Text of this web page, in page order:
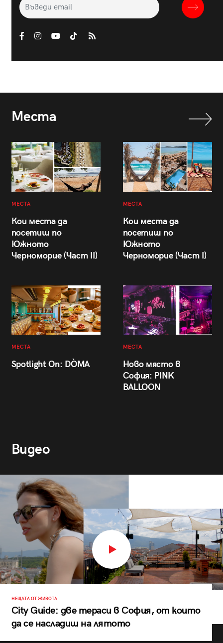
Места
МЕСТА
Кои места да
посетиш по
Южното
Черноморие (Част II)
МЕСТА
Кои места да
посетиш по
Южното
Черноморие (Част I)
МЕСТА
Spotlight On: DÒMA
МЕСТА
Ново място в
София: PINK
BALLOON
Видео
НЕЩАТА ОТ ЖИВОТА
City Guide: две тераси в София, от които
да се насладиш на лятото